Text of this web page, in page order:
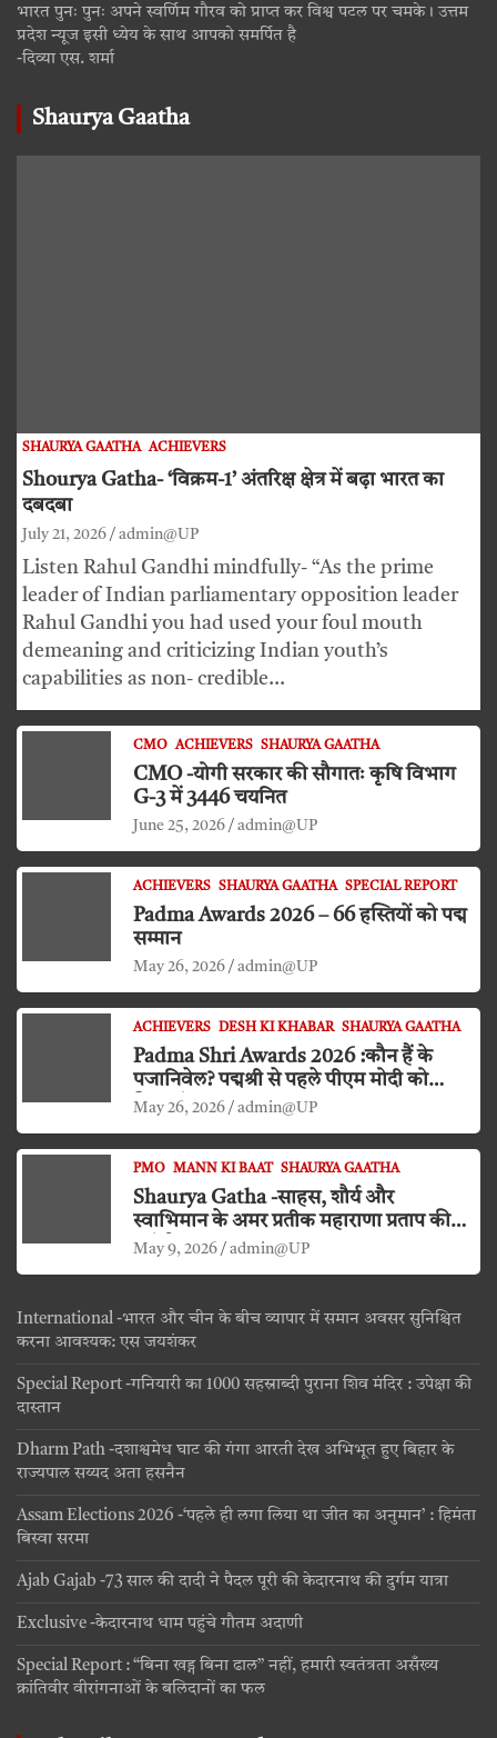
भारत पुनः पुनः अपने स्वर्णिम गौरव को प्राप्त कर विश्व पटल पर चमके। उत्तम
प्रदेश न्यूज इसी ध्येय के साथ आपको समर्पित है
-दिव्या एस. शर्मा
Shaurya Gaatha
SHAURYA GAATHA ACHIEVERS
Shourya Gatha- ‘विक्रम-1’ अंतरिक्ष क्षेत्र में बढ़ा भारत का
दबदबा
July 21, 2026 admin@UP
Listen Rahul Gandhi mindfully- “As the prime
leader of Indian parliamentary opposition leader
Rahul Gandhi you had used your foul mouth
demeaning and criticizing Indian youth’s
capabilities as non- credible…
CMO ACHIEVERS SHAURYA GAATHA
CMO -योगी सरकार की सौगातः कृषि विभाग
G-3 में 3446 चयनित
June 25, 2026 admin@UP
ACHIEVERS SHAURYA GAATHA SPECIAL REPORT
Padma Awards 2026 – 66 हस्तियों को पद्म
सम्मान
May 26, 2026 admin@UP
ACHIEVERS DESH KI KHABAR SHAURYA GAATHA
Padma Shri Awards 2026 :कौन हैं के
पजानिवेल? पद्मश्री से पहले पीएम मोदी को
किया दंडवत प्रणाम
May 26, 2026 admin@UP
PMO MANN KI BAAT SHAURYA GAATHA
Shaurya Gatha -साहस, शौर्य और
स्वाभिमान के अमर प्रतीक महाराणा प्रताप की
जयंती
May 9, 2026 admin@UP
International -भारत और चीन के बीच व्यापार में समान अवसर सुनिश्चित
करना आवश्यक: एस जयशंकर
Special Report -गनियारी का 1000 सहस्राब्दी पुराना शिव मंदिर : उपेक्षा की
दास्तान
Dharm Path -दशाश्वमेध घाट की गंगा आरती देख अभिभूत हुए बिहार के
राज्यपाल सय्यद अता हसनैन
Assam Elections 2026 -‘पहले ही लगा लिया था जीत का अनुमान’ : हिमंता
बिस्वा सरमा
Ajab Gajab -73 साल की दादी ने पैदल पूरी की केदारनाथ की दुर्गम यात्रा
Exclusive -केदारनाथ धाम पहुंचे गौतम अदाणी
Special Report : “बिना खड्ग बिना ढाल” नहीं, हमारी स्वतंत्रता असँख्य
क्रांतिवीर वीरांगनाओं के बलिदानों का फल